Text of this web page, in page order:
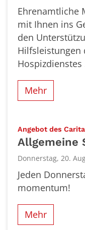
Ehrenamtliche
mit Ihnen ins
den
Hilfsleistungen
Hospizdienstes
Mehr
Angebot des
Allgemeine
Donnerstag, 20.
Jeden
momentum!
Mehr